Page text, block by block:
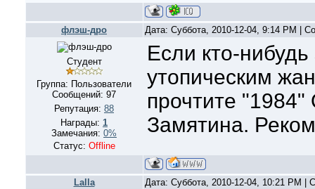
флэш-дро Дата: Суббота, 2010-12-04, 9:14 PM |
Студент
Группа: Пользователи
Сообщений: 97
Репутация: 88
Награды: 1
Замечания: 0%
Статус: Offline
Если кто-нибудь
утопическим
прочтите
Замятина.
Lalla Дата: Суббота, 2010-12-04, 10:21 PM |